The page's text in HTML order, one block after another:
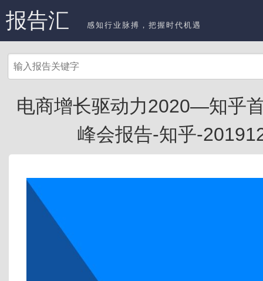
报告汇 感知行业脉搏，把握时代机遇
电商增长驱动力2020—知乎
峰会报告-知乎-